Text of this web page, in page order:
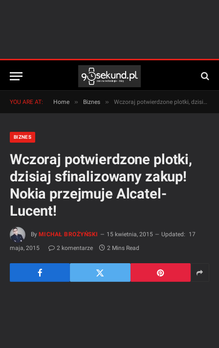
YOU ARE AT: Home » Biznes » Wczoraj potwierdzone plotki, dzisiaj sfinalizowany zakup! Nokia przejmuje Alcatel-Lucent!
BIZNES
Wczoraj potwierdzone plotki,
dzisiaj sfinalizowany zakup!
Nokia przejmuje Alcatel-
Lucent!
By MICHAŁ BROŻYŃSKI 15 kwietnia, 2015 Updated:
17
maja, 2015
2 komentarze 2 Mins Read